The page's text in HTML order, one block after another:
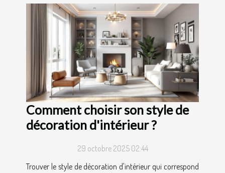
Comment choisir son style de
décoration d'intérieur ?
29 octobre 2025 02:44
Trouver le style de décoration d'intérieur qui correspond